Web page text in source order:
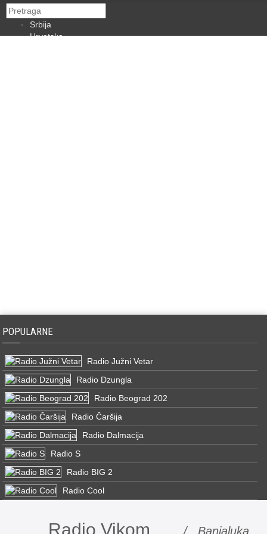
Srbija
Hrvatska
POPULARNE
Radio Južni Vetar
Radio Dzungla
Radio Beograd 202
Radio Čaršija
Radio Dalmacija
Radio S
Radio BIG 2
Radio Cool
Radio Vikom / Banjaluka